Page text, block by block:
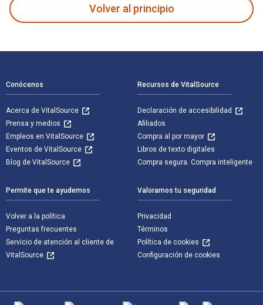
Volver al principio
Conócenos
Acerca de VitalSource
Prensa y medios
Empleos en VitalSource
Eventos de VitalSource
Blog de VitalSource
Recursos de VitalSource
Declaración de accesibilidad
Afiliados
Compra al por mayor
Libros de texto digitales
Compra segura. Compra inteligente
Permite que te ayudemos
Volver a la política
Preguntas frecuentes
Servicio de atención al cliente de
VitalSource
Valoramos tu seguridad
Privacidad
Términos
Política de cookies
Configuración de cookies